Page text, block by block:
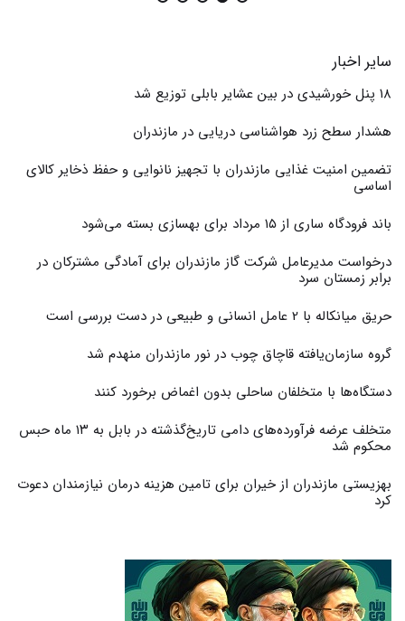
سایر اخبار
۱۸ پنل خورشیدی در بین عشایر بابلی توزیع شد
هشدار سطح زرد هواشناسی دریایی در مازندران
تضمین امنیت غذایی مازندران با تجهیز نانوایی و حفظ ذخایر کالای
اساسی
باند فرودگاه ساری از ۱۵ مرداد برای بهسازی بسته می‌شود
درخواست مدیرعامل شرکت گاز مازندران برای آمادگی مشترکان در
برابر زمستان سرد
حریق میانکاله با 2 عامل انسانی و طبیعی در دست بررسی است
گروه سازمان‌یافته قاچاق چوب در نور مازندران منهدم شد
دستگاه‌ها با متخلفان ساحلی بدون اغماض برخورد کنند
متخلف عرضه فرآورده‌های دامی تاریخ‌گذشته در بابل به ۱۳ ماه حبس
محکوم شد
بهزیستی مازندران از خیران برای تامین هزینه درمان نیازمندان دعوت
کرد